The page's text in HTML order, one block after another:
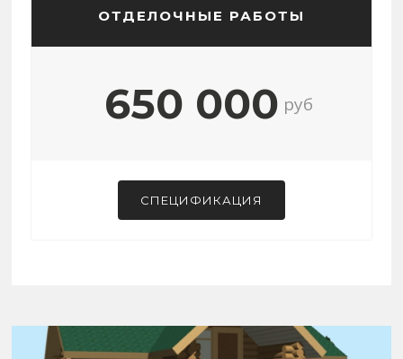
ОТДЕЛОЧНЫЕ РАБОТЫ
650 000 руб
СПЕЦИФИКАЦИЯ